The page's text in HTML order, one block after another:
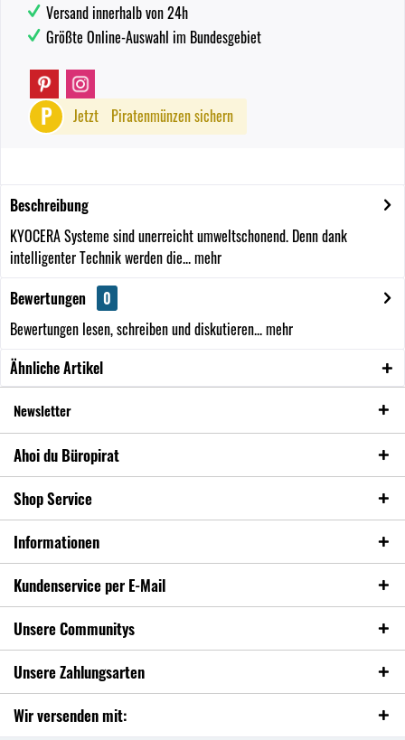
Versand innerhalb von 24h
Größte Online-Auswahl im Bundesgebiet
P Jetzt Piratenmünzen sichern
Beschreibung
KYOCERA Systeme sind unerreicht umweltschonend. Denn dank
intelligenter Technik werden die...mehr
Bewertungen
0
Bewertungen lesen, schreiben und diskutieren...mehr
Ähnliche Artikel
Newsletter
Ahoi du Büropirat
Shop Service
Informationen
Kundenservice per E-Mail
Unsere Communitys
Unsere Zahlungsarten
Wir versenden mit: